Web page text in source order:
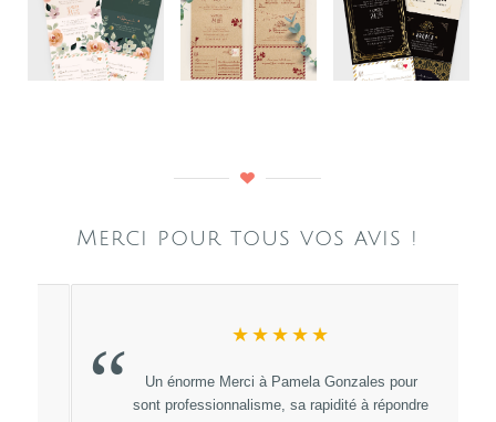
Merci pour tous vos avis !
★★★★★
“
Un énorme Merci à Pamela Gonzales pour
sont professionnalisme, sa rapidité à répondre